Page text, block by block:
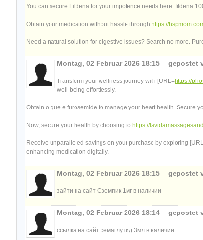
You can secure Fildena for your impotence needs here: fildena
Obtain your medication without hassle through https://
Need a natural solution for digestive issues? Search no more.
Montag, 02 Februar 2026 18:15 gepostet
Transform your wellness journey with [URL=https://
well-being effortlessly.
Obtain o que e furosemide to manage your heart health. Secure
Now, secure your health by choosing to https://
Receive unparalleled savings on your purchase by exploring
enhancing medication digitally.
Montag, 02 Februar 2026 18:15 gepostet
зайти на сайт Оземпик 1мг в наличии
Montag, 02 Februar 2026 18:14 gepostet
ссылка на сайт семаглутид 3мл в наличии